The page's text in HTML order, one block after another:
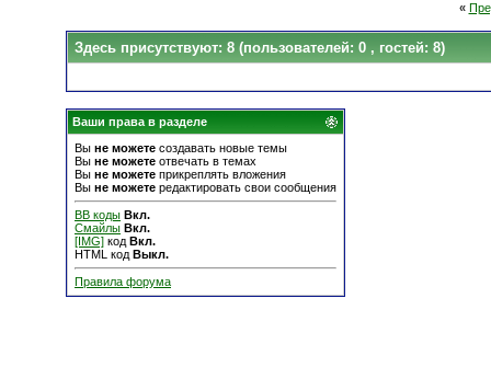
«
Здесь присутствуют: 8 (пользователей: 0 , гостей: 8)
Ваши права в разделе
Вы не можете создавать новые темы
Вы не можете отвечать в темах
Вы не можете прикреплять вложения
Вы не можете редактировать свои сообщения
BB коды Вкл.
Смайлы Вкл.
[IMG] код Вкл.
HTML код Выкл.
Правила форума